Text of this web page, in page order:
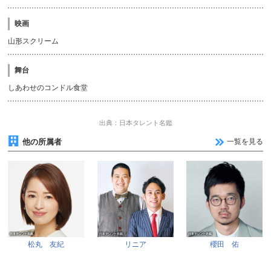
映画
山形スクリーム
舞台
しあわせのコンドル食堂
出典：日本タレント名鑑
他の所属者 一覧を見る
松丸 友紀 リニア 櫻田 佑